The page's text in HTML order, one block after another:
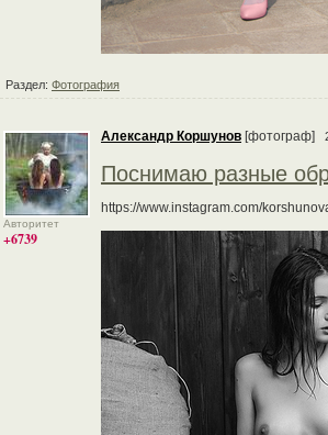
Раздел: Фотография
Авторитет
+6739
Александр Коршунов [фотограф]
Поснимаю разные
https://www.instagram.com/